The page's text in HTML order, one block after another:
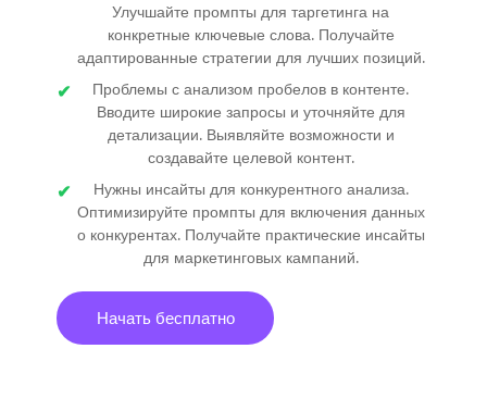
Улучшайте промпты для таргетинга на
конкретные ключевые слова. Получайте
адаптированные стратегии для лучших позиций.
Проблемы с анализом пробелов в контенте.
Вводите широкие запросы и уточняйте для
детализации. Выявляйте возможности и
создавайте целевой контент.
Нужны инсайты для конкурентного анализа.
Оптимизируйте промпты для включения данных
о конкурентах. Получайте практические инсайты
для маркетинговых кампаний.
Начать бесплатно